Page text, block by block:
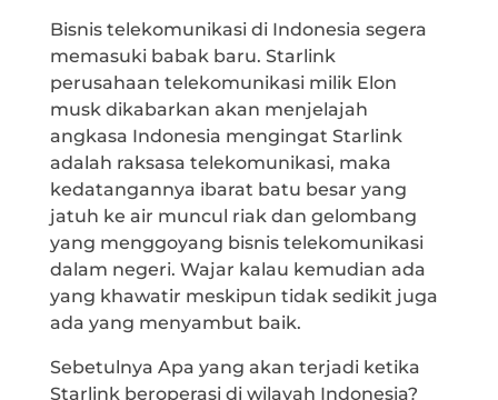
Bisnis telekomunikasi di Indonesia segera
memasuki babak baru. Starlink
perusahaan telekomunikasi milik Elon
musk dikabarkan akan menjelajah
angkasa Indonesia mengingat Starlink
adalah raksasa telekomunikasi, maka
kedatangannya ibarat batu besar yang
jatuh ke air muncul riak dan gelombang
yang menggoyang bisnis telekomunikasi
dalam negeri. Wajar kalau kemudian ada
yang khawatir meskipun tidak sedikit juga
ada yang menyambut baik.
Sebetulnya Apa yang akan terjadi ketika
Starlink beroperasi di wilayah Indonesia?